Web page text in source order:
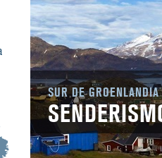
SUR DE GROENLANDIA